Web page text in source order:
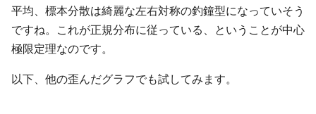
平均、標本分散は綺麗な左右対称の釣鐘型になっていそう
ですね。これが正規分布に従っている、ということが中心
極限定理なのです。
以下、他の歪んだグラフでも試してみます。